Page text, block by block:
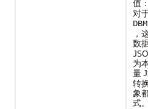
值：
对
，
数
为
量
转
象
式。